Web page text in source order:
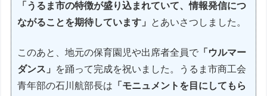
「うるま市の特徴が盛り込まれていて、情報発信につ
ながることを期待しています」
とあいさつしました。
このあと、地元の保育園児や出席者全員で 「ウルマー
ダンス」
を踊って完成を祝いました。うるま市商工会
青年部の石川航部長は 「モニュメントを目にしてもら